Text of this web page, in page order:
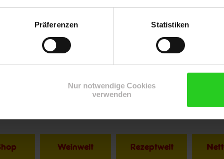
Präferenzen Statistiken
Nur notwendige Cookies
verwenden
Weinwelt Rezeptwelt